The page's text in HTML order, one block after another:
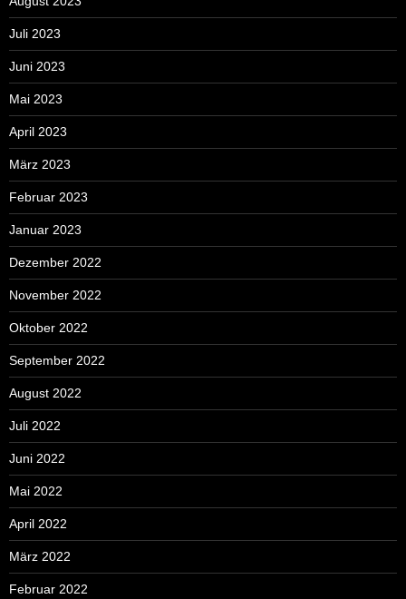
Juli 2023
Juni 2023
Mai 2023
April 2023
März 2023
Februar 2023
Januar 2023
Dezember 2022
November 2022
Oktober 2022
September 2022
August 2022
Juli 2022
Juni 2022
Mai 2022
April 2022
März 2022
Februar 2022